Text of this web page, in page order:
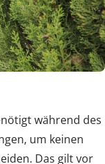
während des
um keinen
Das gilt vor